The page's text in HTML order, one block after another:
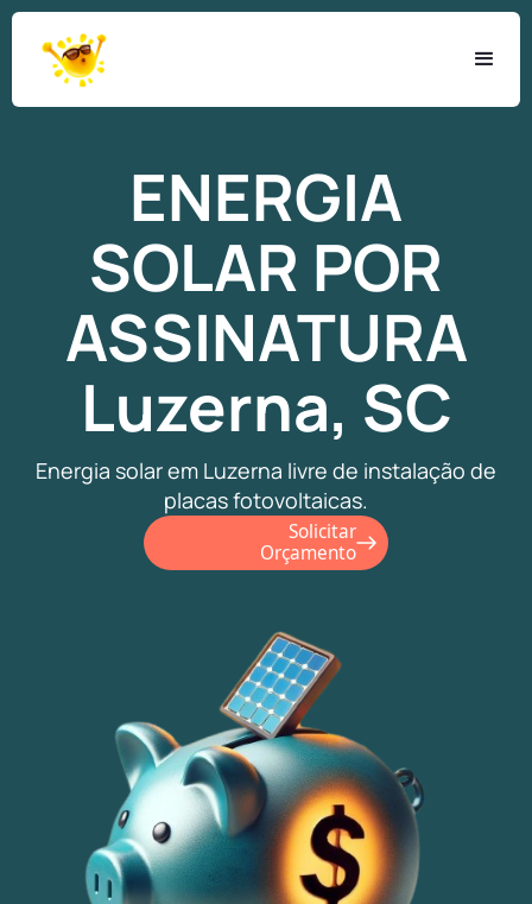
ENERGIA
SOLAR POR
ASSINATURA
Luzerna, SC
Energia solar em Luzerna livre de instalação de
placas fotovoltaicas.
Solicitar
Orçamento